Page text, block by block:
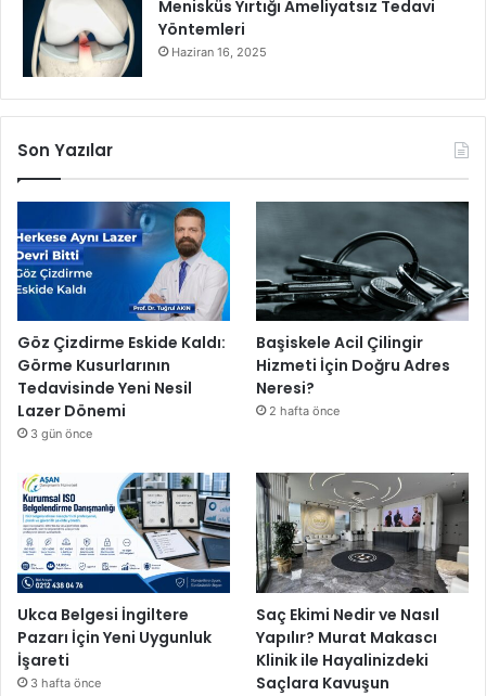
Menisküs Yırtığı Ameliyatsız Tedavi
Yöntemleri
Haziran 16, 2025
Son Yazılar
Göz Çizdirme Eskide Kaldı:
Görme Kusurlarının
Tedavisinde Yeni Nesil
Lazer Dönemi
3 gün önce
Başiskele Acil Çilingir
Hizmeti İçin Doğru Adres
Neresi?
2 hafta önce
Ukca Belgesi İngiltere
Pazarı İçin Yeni Uygunluk
İşareti
3 hafta önce
Saç Ekimi Nedir ve Nasıl
Yapılır? Murat Makascı
Klinik ile Hayalinizdeki
Saçlara Kavuşun